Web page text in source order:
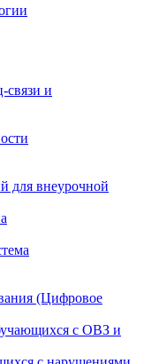
связи и
для внеурочной
(Цифровое
с ОВЗ и